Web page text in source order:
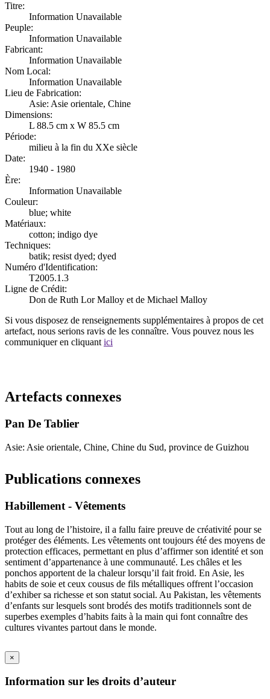
Titre:
Information Unavailable
Peuple:
Information Unavailable
Fabricant:
Information Unavailable
Nom Local:
Information Unavailable
Lieu de Fabrication:
Asie: Asie orientale, Chine
Dimensions:
L 88.5 cm x W 85.5 cm
Période:
milieu à la fin du XXe siècle
Date:
1940 - 1980
Ère:
Information Unavailable
Couleur:
blue; white
Matériaux:
cotton; indigo dye
Techniques:
batik; resist dyed; dyed
Numéro d'Identification:
T2005.1.3
Ligne de Crédit:
Don de Ruth Lor Malloy et de Michael Malloy
Si vous disposez de renseignements supplémentaires à propos de cet
artefact, nous serions ravis de les connaître. Vous pouvez nous les
communiquer en cliquant ici
Artefacts connexes
Pan De Tablier
Asie: Asie orientale, Chine, Chine du Sud, province de Guizhou
Publications connexes
Habillement - Vêtements
Tout au long de l’histoire, il a fallu faire preuve de créativité pour se
protéger des éléments. Les vêtements ont toujours été des moyens de
protection efficaces, permettant en plus d’affirmer son identité et son
sentiment d’appartenance à une communauté. Les châles et les
ponchos apportent de la chaleur lorsqu’il fait froid. En Asie, les
habits de soie et ceux cousus de fils métalliques offrent l’occasion
d’exhiber sa richesse et son statut social. Au Pakistan, les vêtements
d’enfants sur lesquels sont brodés des motifs traditionnels sont de
superbes exemples d’habits faits à la main qui font connaître des
cultures vivantes partout dans le monde.
×
Information sur les droits d’auteur